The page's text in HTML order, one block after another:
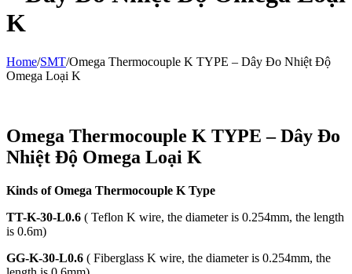
K
Home/SMT/Omega Thermocouple K TYPE – Dây Đo Nhiệt Độ
Omega Loại K
Omega Thermocouple K TYPE – Dây Đo
Nhiệt Độ Omega Loại K
Kinds of Omega Thermocouple K Type
TT-K-30-L0.6 ( Teflon K wire, the diameter is 0.254mm, the length
is 0.6m)
GG-K-30-L0.6 ( Fiberglass K wire, the diameter is 0.254mm, the